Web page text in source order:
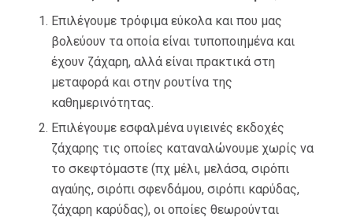
Επιλέγουμε τρόφιμα εύκολα και που μας
βολεύουν τα οποία είναι τυποποιημένα και
έχουν ζάχαρη, αλλά είναι πρακτικά στη
μεταφορά και στην ρουτίνα της
καθημερινότητας.
Επιλέγουμε εσφαλμένα υγιεινές εκδοχές
ζάχαρης τις οποίες καταναλώνουμε χωρίς να
το σκεφτόμαστε (πχ μέλι, μελάσα, σιρόπι
αγαύης, σιρόπι σφενδάμου, σιρόπι καρύδας,
ζάχαρη καρύδας), οι οποίες θεωρούνται